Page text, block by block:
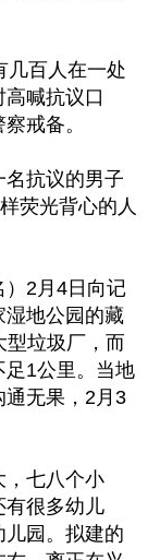
几百人在一处
喊抗议口
戒备。
抗议的男子
荧光背心的人
）2月4日向记
湿地公园的藏
型垃圾厂，而
足1公里。当地
通无果，2月3
，七八个小
有很多幼儿
儿园。拟建的